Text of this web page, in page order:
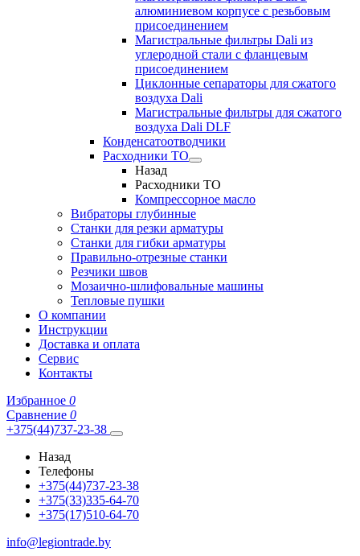
алюминиевом корпусе с резьбовым
присоединением
Магистральные фильтры Dali из
углеродной стали с фланцевым
присоединением
Циклонные сепараторы для сжатого
воздуха Dali
Магистральные фильтры для сжатого
воздуха Dali DLF
Конденсатоотводчики
Расходники ТО
Назад
Расходники ТО
Компрессорное масло
Вибраторы глубинные
Станки для резки арматуры
Станки для гибки арматуры
Правильно-отрезные станки
Резчики швов
Мозаично-шлифовальные машины
Тепловые пушки
О компании
Инструкции
Доставка и оплата
Сервис
Контакты
Избранное 0
Сравнение 0
+375(44)737-23-38
Назад
Телефоны
+375(44)737-23-38
+375(33)335-64-70
+375(17)510-64-70
info@legiontrade.by